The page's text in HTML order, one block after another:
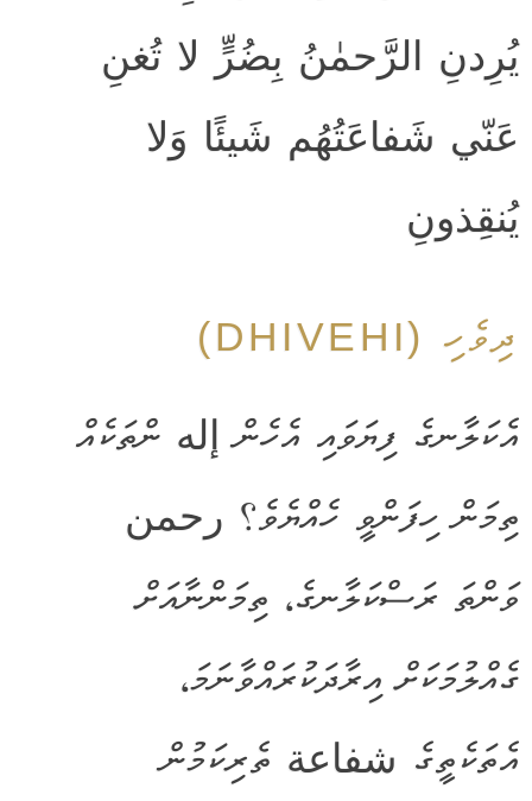
يُرِدنِ الرَّحمٰنُ بِضُرٍّ لا تُغنِ
عَنّي شَفاعَتُهُم شَيئًا وَلا
يُنقِذونِ
ދިވެހި (DHIVEHI)
އެކަލާނގެ ފިޔަވައި އެހެން إله ންތަކެއް
ތިމަން ހިފަންވީ ހެއްޔެވެ؟ رحمن
ވަންތަ ރަސްކަލާނގެ، ތިމަންނާއަށް
ގެއްލުމަކަށް އިރާދަކުރައްވާނަމަ،
އެތަކެތީގެ شفاعة ތެރިކަމުން